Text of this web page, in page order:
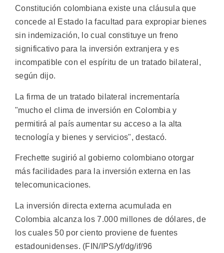
Constitución colombiana existe una cláusula que
concede al Estado la facultad para expropiar bienes
sin indemización, lo cual constituye un freno
significativo para la inversión extranjera y es
incompatible con el espíritu de un tratado bilateral,
según dijo.
La firma de un tratado bilateral incrementaría
"mucho el clima de inversión en Colombia y
permitirá al país aumentar su acceso a la alta
tecnología y bienes y servicios", destacó.
Frechette sugirió al gobierno colombiano otorgar
más facilidades para la inversión externa en las
telecomunicaciones.
La inversión directa externa acumulada en
Colombia alcanza los 7.000 millones de dólares, de
los cuales 50 por ciento proviene de fuentes
estadounidenses. (FIN/IPS/yf/dg/if/96